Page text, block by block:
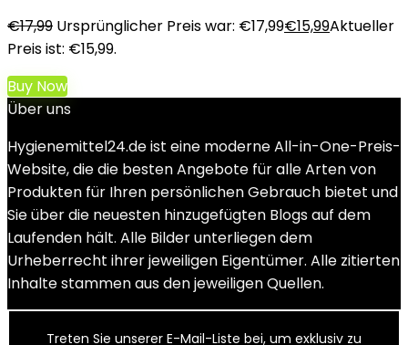
€17,99 Ursprünglicher Preis war: €17,99€15,99Aktueller
Preis ist: €15,99.
Buy Now
Über uns
Hygienemittel24.de ist eine moderne All-in-One-Preis-
Website, die die besten Angebote für alle Arten von
Produkten für Ihren persönlichen Gebrauch bietet und
Sie über die neuesten hinzugefügten Blogs auf dem
Laufenden hält. Alle Bilder unterliegen dem
Urheberrecht ihrer jeweiligen Eigentümer. Alle zitierten
Inhalte stammen aus den jeweiligen Quellen.
Treten Sie unserer E-Mail-Liste bei, um exklusiv zu